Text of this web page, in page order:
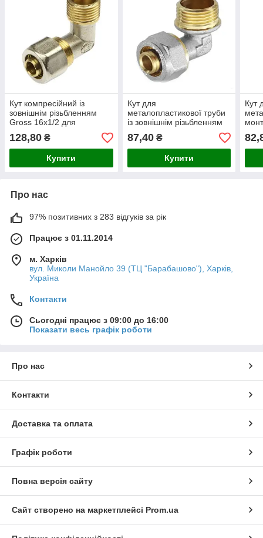
Кут компресійний із
зовнішнім різьбленням
Gross 16х1/2 для
металопластикових труб
128,80 ₴
Купити
Кут для
металопластикової труби
із зовнішнім різьбленням
20х3/4
87,40₴
Купити
Кут
Про нас
97% позитивних з 283 відгуків за рік
Працює з 01.11.2014
м. Харків
вул. Миколи Манойло 39 (ТЦ "Барабашово"), Харків,
Україна
Контакти
Сьогодні працює з 09:00 до 16:00
Показати весь графік роботи
Про нас
Контакти
Доставка та оплата
Графік роботи
Повна версія сайту
Сайт створено на маркетплейсі Prom.ua